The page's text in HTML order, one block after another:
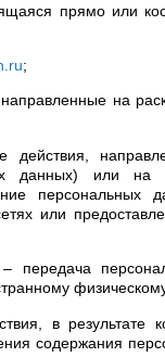
прямо или
;
на
данных) или
персональных
или
передача
в результате
содержания